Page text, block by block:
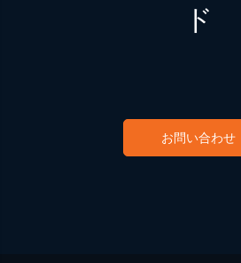
ド
お問い合わせ